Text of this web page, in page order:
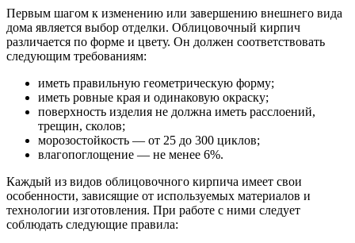
Первым шагом к изменению или завершению внешнего вида
дома является выбор отделки. Облицовочный кирпич
различается по форме и цвету. Он должен соответствовать
следующим требованиям:
иметь правильную геометрическую форму;
иметь ровные края и одинаковую окраску;
поверхность изделия не должна иметь расслоений,
трещин, сколов;
морозостойкость — от 25 до 300 циклов;
влагопоглощение — не менее 6%.
Каждый из видов облицовочного кирпича имеет свои
особенности, зависящие от используемых материалов и
технологии изготовления. При работе с ними следует
соблюдать следующие правила: